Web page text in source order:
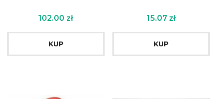
102.00 zł
KUP
15.07 zł
KUP